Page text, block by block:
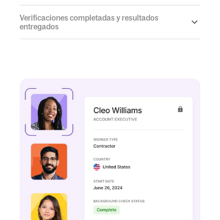
Verificaciones completadas y resultados
entregados